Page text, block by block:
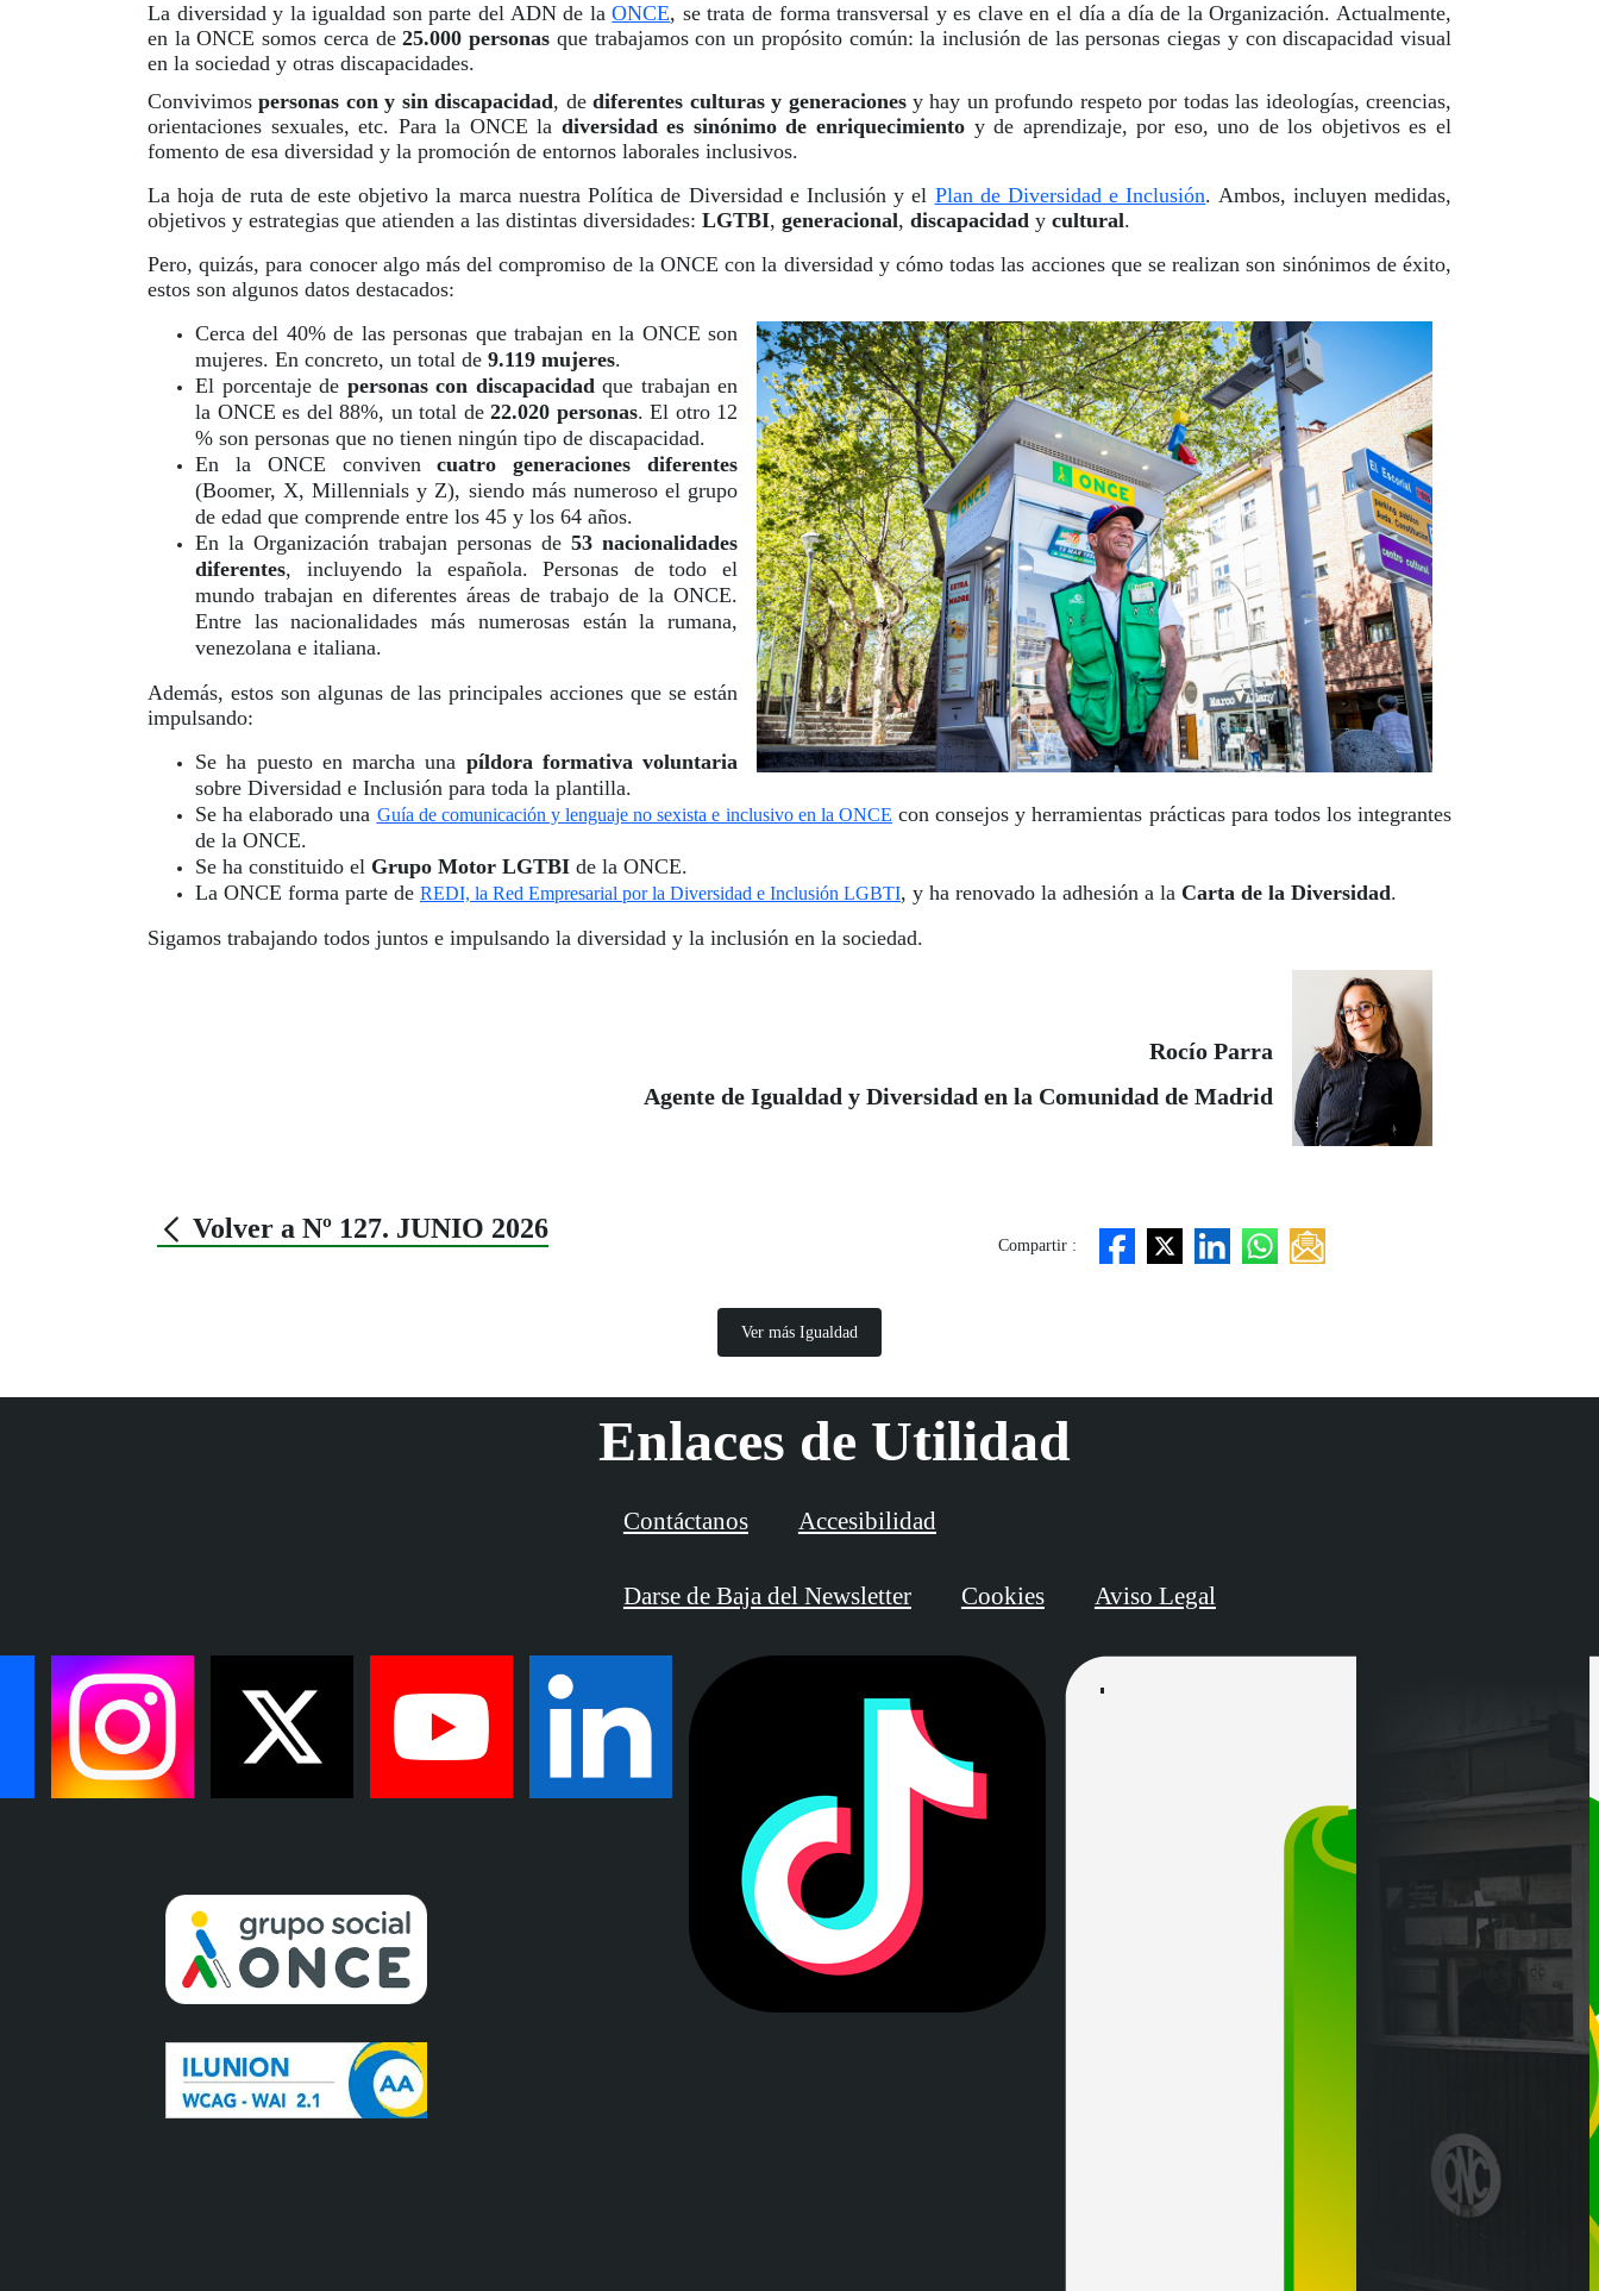
La diversidad y la igualdad son parte del ADN de laONCE, se trata de forma transversal y es clave en el día a día de la Organización. Actualmente,
en la ONCE somos cerca de25.000 personas que trabajamos con un propósito común: la inclusión de las personas ciegas y con discapacidad visual
en la sociedad y otras discapacidades.
Convivimospersonas con y sin discapacidad, dediferentes culturas y generacionesy hay un profundo respeto por todas las ideologías, creencias,
orientaciones sexuales, etc. Para la ONCE la diversidad es sinónimo de enriquecimiento y de aprendizaje, por eso, uno de los objetivos es el
fomento de esa diversidad y la promoción de entornos laborales inclusivos.
La hoja de ruta de este objetivo la marca nuestra Política de Diversidad e Inclusión y el Plan de Diversidad e Inclusión. Ambos, incluyen medidas,
objetivos y estrategias que atienden a las distintas diversidades: LGTBI, generacional, discapacidad y cultural.
Pero, quizás, para conocer algo más del compromiso de la ONCE con la diversidad y cómo todas las acciones que se realizan son sinónimos de éxito,
estos son algunos datos destacados:
Cerca del 40% de las personas que trabajan en la ONCE son
mujeres. En concreto, un total de 9.119 mujeres.
El porcentaje de personas con discapacidadque trabajan en
la ONCE es del 88%, un total de 22.020 personas. El otro 12
% son personas que no tienen ningún tipo de discapacidad.
En la ONCE convivencuatro generaciones diferentes
(Boomer, X, Millennials y Z), siendo más numeroso el grupo
de edad que comprende entre los 45 y los 64 años.
En la Organización trabajan personas de 53 nacionalidades
diferentes, incluyendo la española. Personas de todo el
mundo trabajan en diferentes áreas de trabajo de la ONCE.
Entre las nacionalidades más numerosas están la rumana,
venezolana e italiana.
Además, estos son algunas de las principales acciones que se están
impulsando:
Se ha puesto en marcha una píldora formativa voluntaria
sobre Diversidad e Inclusión para toda la plantilla.
Se ha elaborado una Guía de comunicación y lenguaje no sexista e inclusivo en la ONCE con consejos y herramientas prácticas para todos los integrantes
de la ONCE.
Se ha constituido el Grupo Motor LGTBI de la ONCE.
La ONCE forma parte de REDI, la Red Empresarial por la Diversidad e Inclusión LGBTI, y ha renovado la adhesión a la Carta de la Diversidad.
Sigamos trabajando todos juntos e impulsando la diversidad y la inclusión en la sociedad.
Rocío Parra
Agente de Igualdad y Diversidad en la Comunidad de Madrid
Volver a Nº 127. JUNIO 2026
Compartir :
Ver más Igualdad
Enlaces de Utilidad
Contáctanos Accesibilidad
Darse de Baja del Newsletter Cookies Aviso Legal